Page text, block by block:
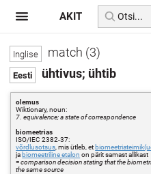
match (3)
ühtivus; ühtib
olemus
Wiktionary, noun:
7. equivalence; a state of correspondence
biomeetrias
ISO/IEC 2382-37:
võrdlusotsus , mis ütleb, et
ja biomeetriline etalon on pärit samast allikast
=comparison decision stating that the
the same source
AKIT